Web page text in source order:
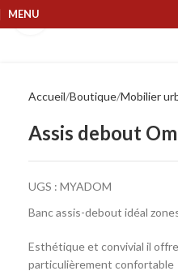
MENU
Accueil Boutique Mobilier
Assis debout
UGS : MYADOM
Banc assis-debout idéal
Esthétique et convivial il
particulièrement confortable